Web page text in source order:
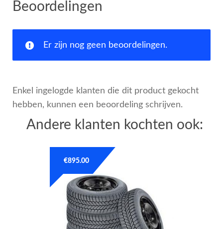
Beoordelingen
Er zijn nog geen beoordelingen.
Enkel ingelogde klanten die dit product gekocht
hebben, kunnen een beoordeling schrijven.
Andere klanten kochten ook:
€895.00